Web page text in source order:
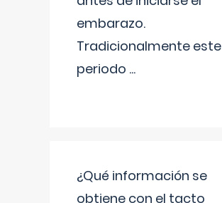
embarazo.
Tradicionalmente este
periodo ...
¿Qué información se
obtiene con el tacto